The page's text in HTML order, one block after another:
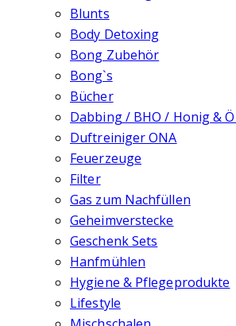
Blunts
Body Detoxing
Bong Zubehör
Bong`s
Bücher
Dabbing / BHO / Honig &
Duftreiniger ONA
Feuerzeuge
Filter
Gas zum Nachfüllen
Geheimverstecke
Geschenk Sets
Hanfmühlen
Hygiene & Pflegeprodukte
Lifestyle